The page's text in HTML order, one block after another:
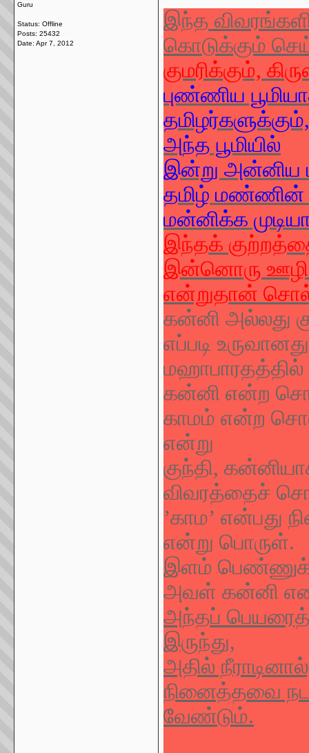
Guru
Status: Offline
Posts: 25432
Date: Apr 7, 2012
இந்த
கொடுக்கும்
குமரிக்கும்,
புண்ணிய
அந்த பூமியில்
இன்று அன்னிய
தமிழ் மண்ணின்
மன்னிக்க
இந்தக்
இன்னொரு ஊழி
என்றுதான்
கன்னி அல்லது
எப்படி
கன்னி என்ற
காமம் என்ற
என்று
குந்தி,
விவரத்தைச்
’காம’ என்பது
என்று பொருள்.
இளம்
அவள் கன்னி
அந்தப் பெயரைத்
இருந்து,
அதில்
நினைத்தவை
வேண்டும்.